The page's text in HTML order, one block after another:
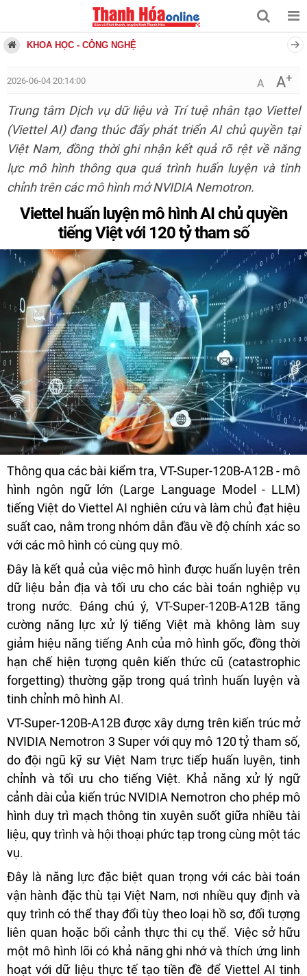
KHOA HỌC - CÔNG NGHỆ
2026-06-04 20:14:00 A A+
Trung tâm Dịch vụ dữ liệu và Trí tuệ nhân tạo Viettel
(Viettel AI) đang thúc đẩy phát triển AI chủ quyền tại
Việt Nam, đồng thời ghi nhận kết quả rõ rệt về năng
lực mô hình thông qua quá trình huấn luyện và tinh
chỉnh trên các mô hình mở NVIDIA Nemotron.
Viettel huấn luyện mô hình AI chủ quyền
tiếng Việt với 120 tỷ tham số
Thông qua các bài kiểm tra, VT-Super-120B-A12B - mô
hình ngôn ngữ lớn (Large Language Model - LLM)
tiếng Việt do Viettel AI nghiên cứu và làm chủ đạt hiệu
suất cao, nằm trong nhóm dẫn đầu về độ chính xác so
với các mô hình có cùng quy mô.
Đây là kết quả của việc mô hình được huấn luyện trên
dữ liệu bản địa và tối ưu cho các bài toán nghiệp vụ
trong nước. Đáng chú ý, VT-Super-120B-A12B tăng
cường năng lực xử lý tiếng Việt mà không làm suy
giảm hiệu năng tiếng Anh của mô hình gốc, đồng thời
hạn chế hiện tượng quên kiến thức cũ (catastrophic
forgetting) thường gặp trong quá trình huấn luyện và
tinh chỉnh mô hình AI.
VT-Super-120B-A12B được xây dựng trên kiến trúc mở
NVIDIA Nemotron 3 Super với quy mô 120 tỷ tham số,
do đội ngũ kỹ sư Việt Nam trực tiếp huấn luyện, tinh
chỉnh và tối ưu cho tiếng Việt. Khả năng xử lý ngữ
cảnh dài của kiến trúc NVIDIA Nemotron cho phép mô
hình duy trì mạch thông tin xuyên suốt giữa nhiều tài
liệu, quy trình và hội thoại phức tạp trong cùng một tác
vụ.
Đây là năng lực đặc biệt quan trọng với các bài toán
vận hành đặc thù tại Việt Nam, nơi nhiều quy định và
quy trình có thể thay đổi tùy theo loại hồ sơ, đối tượng
liên quan hoặc bối cảnh thực thi cụ thể. Việc sở hữu
một mô hình lõi có khả năng ghi nhớ và thích ứng linh
hoạt với dữ liệu thực tế tạo tiền đề để Viettel AI tinh